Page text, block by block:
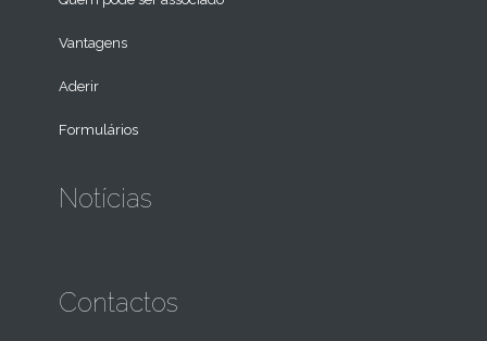
Vantagens
Aderir
Formulários
Notícias
Contactos